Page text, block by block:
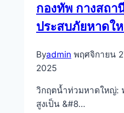
กองทัพ กางสถา
ประสบภัยหาดใ
Byadmin พฤศจิกายน
2025
วิกฤตน้ำท่วมหาดใหญ่:
สูงเป็น &#8…